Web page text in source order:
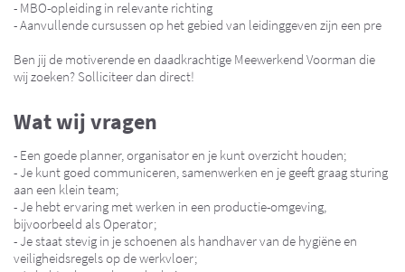
- MBO-opleiding in relevante richting
- Aanvullende cursussen op het gebied van leidinggeven zijn een pre
Ben jij de motiverende en daadkrachtige Meewerkend Voorman die
wij zoeken? Solliciteer dan direct!
Wat wij vragen
- Een goede planner, organisator en je kunt overzicht houden;
- Je kunt goed communiceren, samenwerken en je geeft graag sturing
aan een klein team;
- Je hebt ervaring met werken in een productie-omgeving,
bijvoorbeeld als Operator;
- Je staat stevig in je schoenen als handhaver van de hygiëne en
veiligheidsregels op de werkvloer;